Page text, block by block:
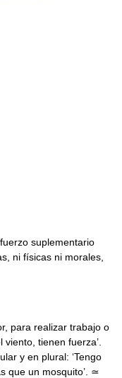
suplementario
ni físicas ni morales,
para realizar trabajo o
tienen fuerza’.
y en plural: ‘Tengo
que un mosquito’. ≃